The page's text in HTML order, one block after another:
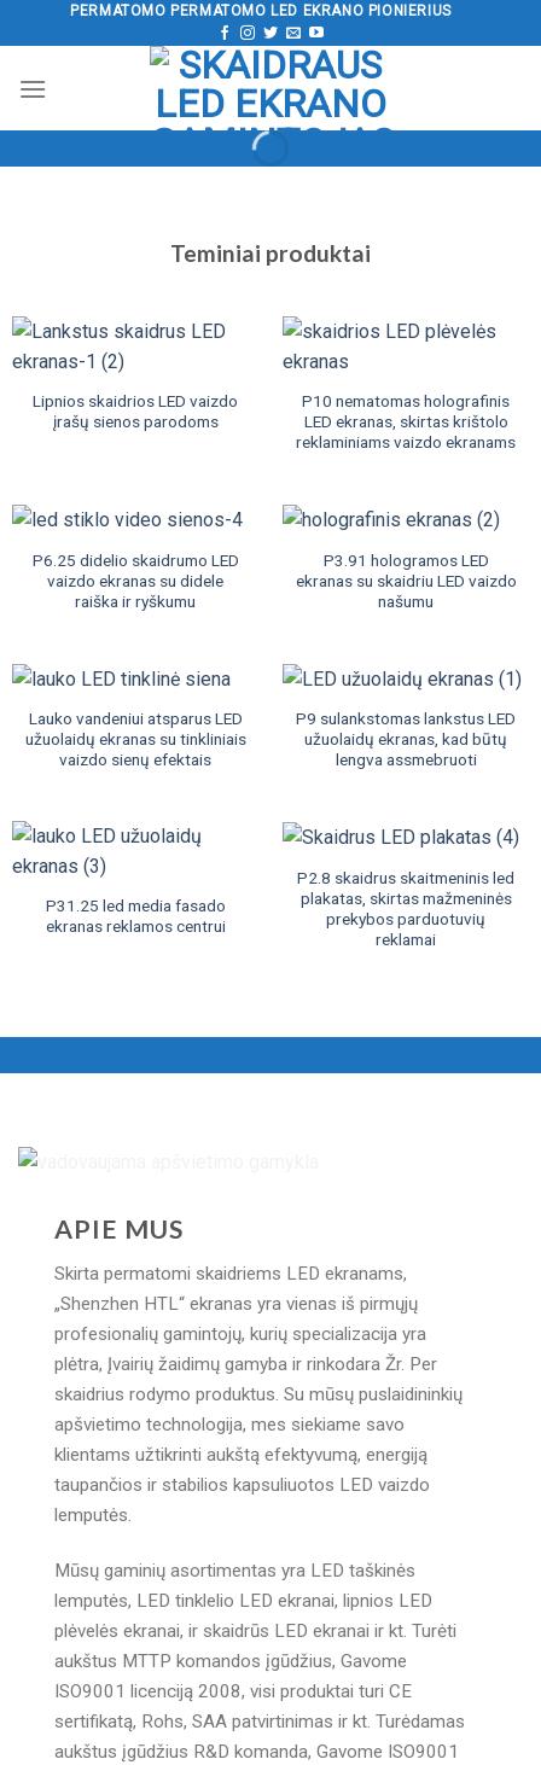
prie
PERMATOMO PERMATOMO LED EKRANO PIONIERIUS
Teminiai produktai
Lipnios skaidrios LED vaizdo
įrašų sienos parodoms
P10 nematomas holografinis
LED ekranas, skirtas krištolo
reklaminiams vaizdo ekranams
P6.25 didelio skaidrumo LED
vaizdo ekranas su didele
raiška ir ryškumu
P3.91 hologramos LED
ekranas su skaidriu LED vaizdo
našumu
Lauko vandeniui atsparus LED
užuolaidų ekranas su tinkliniais
vaizdo sienų efektais
P9 sulankstomas lankstus LED
užuolaidų ekranas, kad būtų
lengva assmebruoti
P31.25 led media fasado
ekranas reklamos centrui
P2.8 skaidrus skaitmeninis led
plakatas, skirtas mažmeninės
prekybos parduotuvių
reklamai
APIE MUS
Skirta permatomi skaidriems LED ekranams,
„Shenzhen HTL“ ekranas yra vienas iš pirmųjų
profesionalių gamintojų, kurių specializacija yra
plėtra, Įvairių žaidimų gamyba ir rinkodara Žr. Per
skaidrius rodymo produktus. Su mūsų puslaidininkių
apšvietimo technologija, mes siekiame savo
klientams užtikrinti aukštą efektyvumą, energiją
taupančios ir stabilios kapsuliuotos LED vaizdo
lemputės.
Mūsų gaminių asortimentas yra LED taškinės
lemputės, LED tinklelio LED ekranai, lipnios LED
plėvelės ekranai, ir skaidrūs LED ekranai ir kt. Turėti
aukštus MTTP komandos įgūdžius, Gavome
ISO9001 licenciją 2008, visi produktai turi CE
sertifikatą, Rohs, SAA patvirtinimas ir kt. Turėdamas
aukštus įgūdžius R&D komanda, Gavome ISO9001